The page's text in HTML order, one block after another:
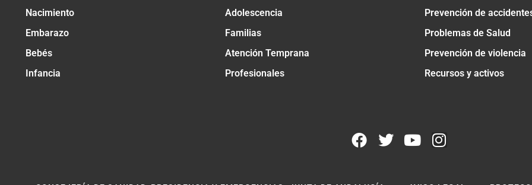
Nacimiento
Embarazo
Bebés
Infancia
Adolescencia
Familias
Atención Temprana
Profesionales
Prevención de
Problemas de Salud
Prevención de violencia
Recursos y activos